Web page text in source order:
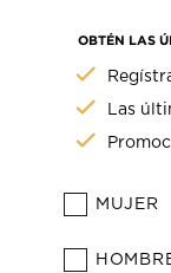
OBTÉN LAS
Las
MUJER